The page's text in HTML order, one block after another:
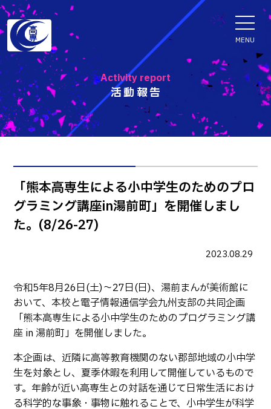
活動報告
Activity report
「熊本高専生による小中学生のためのプロ
グラミング講座in湯前町」を開催しまし
た。(8/26-27)
2023.08.29
令和5年8月26日(土)～27日(日)、湯前まんが美術館に
おいて、本校と電子情報通信学会九州支部の共同企画
「熊本高専生による小中学生のためのプログラミング講
座 in 湯前町」を開催しました。
本企画は、近隣に高等教育機関のない郡部地域の小中学
生を対象とし、夏季休暇を利用して開催しているもので
す。年齢が近い高専生との対話を通じて日常生活におけ
る科学的な事象・事物に触れることで、小中学生が科学
MENU
ENGLISH
学科・専攻科
電子情報学系学科
知能制御情報工学科
情報工学科
融合・複合工学系学科
機械知能システム工学科
基幹教育科
専攻科
生産システム工学専攻
入試情報
入試速報
入学者選抜検査 情報
オープンキャンパス等
進学の手引き
入学料および授業料
受験生向け 熊本高専 Q&A
熊本高専が運用するWebサイト・SNS・動画チャネ
ル等
お知らせ
学校概要
交通アクセス
教員紹介
学生生活
国際交流
受賞等
活動報告
ご寄付・ネーミングライ
ツ等